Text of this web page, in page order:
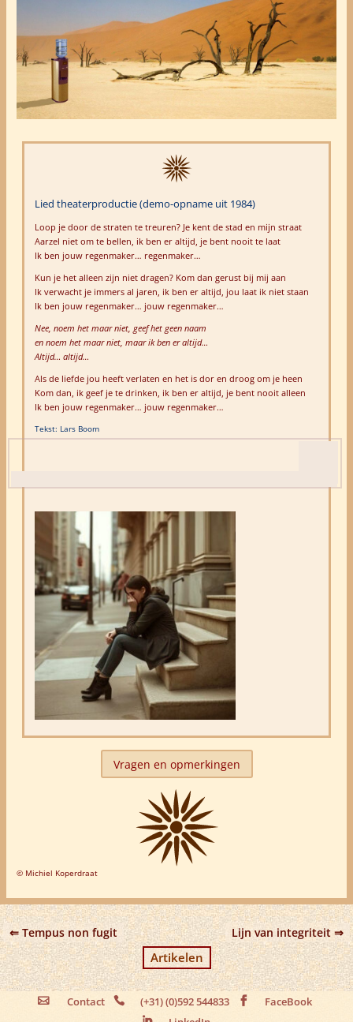
Lied theaterproductie (demo-opname uit 1984)
Loop je door de straten te treuren? Je kent de stad en mijn straat
Aarzel niet om te bellen, ik ben er altijd, je bent nooit te laat
Ik ben jouw regenmaker… regenmaker…
Kun je het alleen zijn niet dragen? Kom dan gerust bij mij aan
Ik verwacht je immers al jaren, ik ben er altijd, jou laat ik niet staan
Ik ben jouw regenmaker… jouw regenmaker…
Nee, noem het maar niet, geef het geen naam
en noem het maar niet, maarik ben er altijd…
Altijd… altijd…
Als de liefde jou heeft verlaten en het is dor en droog om je heen
Kom dan, ik geef je te drinken, ik ben er altijd, je bent nooit alleen
Ik ben jouw regenmaker… jouw regenmaker…
Tekst: Lars Boom
Vragen en opmerkingen
© Michiel Koperdraat
Lijn van integriteit
Tempus non fugit
Artikelen
Contact (+31) (0)592 544833
FaceBook